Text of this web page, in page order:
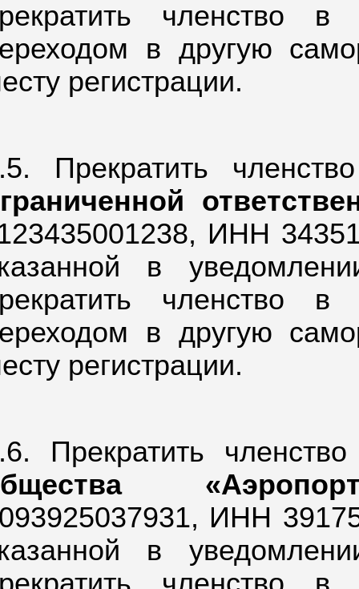
членство
в другую
регистрации.
Прекратить
ИНН
в
членство
в другую
регистрации.
Прекратить
ИНН
в